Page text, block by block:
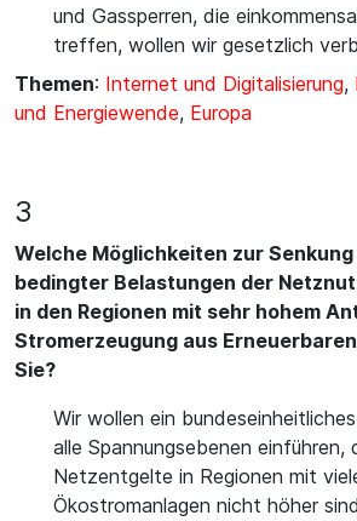
und Gassperren, die
treffen, wollen wir gesetzlich
Themen: Internet und Digitalisierung,
und Energiewende, Europa
3
Welche Möglichkeiten zur
bedingter Belastungen der
in den Regionen mit sehr hohem
Stromerzeugung aus
Sie?
Wir wollen ein
alle Spannungsebenen einführen,
Netzentgelte in Regionen mit
Ökostromanlagen nicht höher